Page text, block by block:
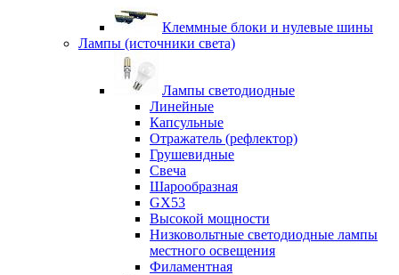
Клеммные блоки и нулевые шины
Лампы (источники света)
Лампы светодиодные
Линейные
Капсульные
Отражатель (рефлектор)
Грушевидные
Свеча
Шарообразная
GX53
Высокой мощности
Низковольтные светодиодные лампы
местного освещения
Филаментная